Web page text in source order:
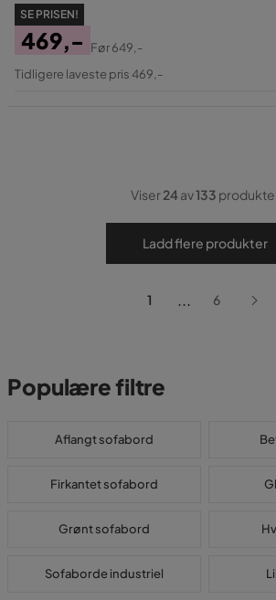
SE PRISEN!
Pris
469,-
Original
Før649,-
Tidligere laveste pris 469,-
Viser24av133
Ladd flere produkter
1 ... 6
Populære filtre
Aflangt sofabord
Firkantet sofabord
Grønt sofabord
Sofaborde industriel